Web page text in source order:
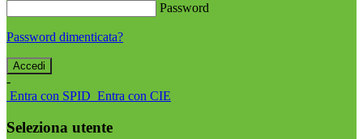
Password
Password dimenticata?
-
Entra con SPID Entra con CIE
Seleziona utente